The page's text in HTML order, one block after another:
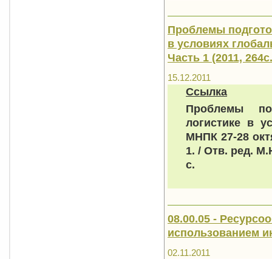
Проблемы
в условиях
Часть 1 (2011,
15.12.2011
Ссылка
Проблемы
логистике в
МНПК 27-28
1. / Отв. ред.
с.
08.00.05 -
использованием
02.11.2011